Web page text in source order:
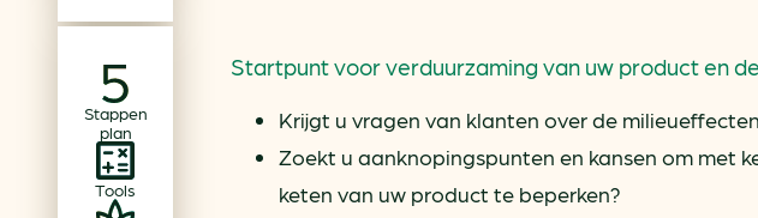
Stappen
plan
Tools
Over ons
Partners
Word partner
Contact
Nieuws
Praktijkverhalen
Events
Nieuwsbrief
Startpunt voor verduurzaming van uw product en
Krijgt u vragen van klanten over de
Zoekt u aanknopingspunten en kansen om met
keten van uw product te beperken?